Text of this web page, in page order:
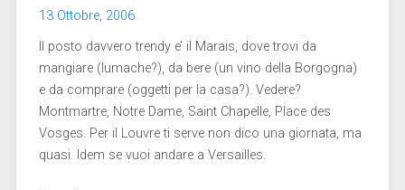
13 Ottobre, 2006
Il posto davvero trendy e’ il Marais, dove trovi da
mangiare (lumache?), da bere (un vino della Borgogna)
e da comprare (oggetti per la casa?). Vedere?
Montmartre, Notre Dame, Saint Chapelle, Place des
Vosges. Per il Louvre ti serve non dico una giornata, ma
quasi. Idem se vuoi andare a Versailles.